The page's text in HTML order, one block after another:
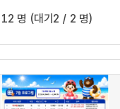
명 (대기2 / 2 명)